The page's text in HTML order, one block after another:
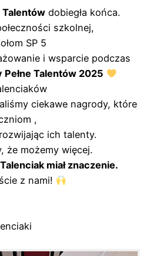
Talentów dobiegła końca.
szkolnej,
SP 5
i wsparcie podczas
Pełne Talentów 2025
ciekawe nagrody, które
,
ich talenty.
że możemy więcej.
miał znaczenie.
z nami!